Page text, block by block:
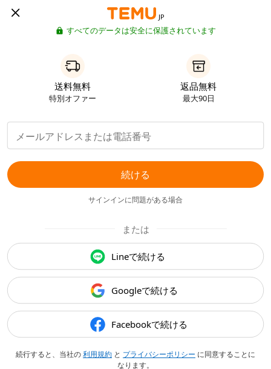
JP
すべてのデータは安全に保護されています
送料無料
特別オファー
返品無料
最大90日
続ける
サインインに問題がある場合
または
Lineで続ける
Googleで続ける
Facebookで続ける
続行すると、当社の利用規約 と プライバシーポリシー に同意することに
なります。